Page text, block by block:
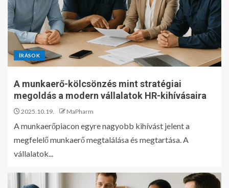
ÍRÁSOK
A munkaerő-kölcsönzés mint stratégiai
megoldás a modern vállalatok HR-kihívásaira
2025.10.19. MaPharm
A munkaerőpiacon egyre nagyobb kihívást jelent a
megfelelő munkaerő megtalálása és megtartása. A
vállalatok...